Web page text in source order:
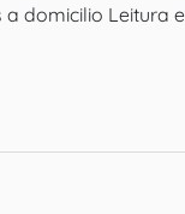
a domicilio